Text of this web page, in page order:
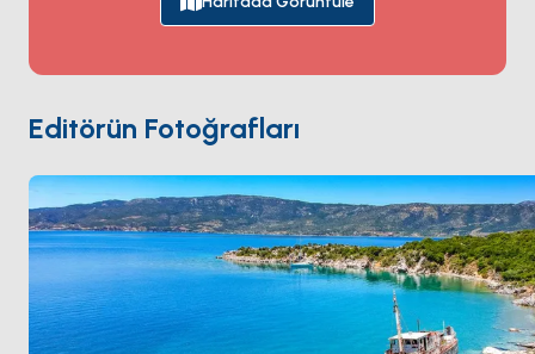
arkeolojik alanlarından birini barındırıyor: 1985'te
orijinal konumda 4.000+ amfora ile — dünyanın ilk
resmi su altı arkeolojik parkı; 2020'den beri izinli dalış
ziyaretçilerine açık. PeristeraAlonnisos'tan yelkenle
30 dakika. SezonMayıs ile Ekimarası açık.
Editörün Fotoğrafları